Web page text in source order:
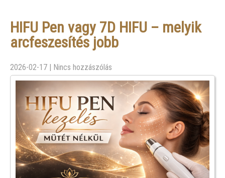
HIFU Pen vagy 7D HIFU – melyik
arcfeszesítés jobb
2026-02-17 | Nincs hozzászólás